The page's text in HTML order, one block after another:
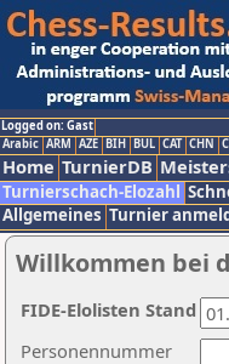
Logged on: Gast
Arabic ARM AZE BIH BUL CAT CHN
Home TurnierDB
Turnierschach-Elozahl
Allgemeines Turnier
Willkommen bei
Personennummer
FIDE-Elolisten Stand